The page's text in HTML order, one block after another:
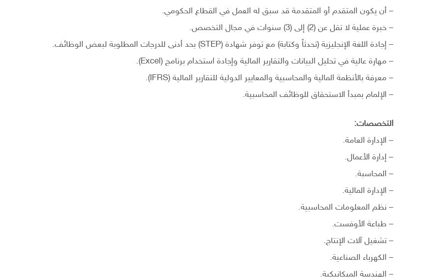
– أن يكون المتقدم أو المتقدمة قد سبق له العمل في القطاع الحكومي.
– خبرة عملية لا تقل عن (2) إلى (3) سنوات في مجال التخصص.
– إجادة اللغة الإنجليزية (تحدثاً وكتابة) مع توفر شهادة (STEP) بحد أدنى للدرجات المطلوبة لبعض الوظائف.
– مهارة عالية في تحليل البيانات والتقارير المالية وإجادة استخدام برنامج (Excel).
– معرفة بالأنظمة المالية والمحاسبية والمعايير الدولية للتقارير المالية (IFRS).
– الإلمام بمبدأ الاستحقاق للوظائف المحاسبية.
التخصصات:
– الإدارة العامة.
– إدارة الأعمال.
– المحاسبة.
– الإدارة المالية.
– نظم المعلومات المحاسبية.
– طباعة الأوفست.
– تشغيل آلات الإنتاج.
– الكهرباء الصناعية.
– الهندسة الميكانيكية.